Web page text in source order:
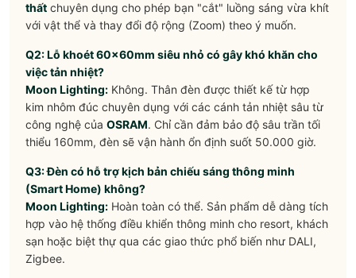
thất chuyên dụng cho phép bạn "cắt" luồng sáng vừa khít
với vật thể và thay đổi độ rộng (Zoom) theo ý muốn.
Q2: Lỗ khoét 60x60mm siêu nhỏ có gây khó khăn cho
việc tản nhiệt?
Moon Lighting: Không. Thân đèn được thiết kế từ hợp
kim nhôm đúc chuyên dụng với các cánh tản nhiệt sâu từ
công nghệ của OSRAM. Chỉ cần đảm bảo độ sâu trần tối
thiểu 160mm, đèn sẽ vận hành ổn định suốt 50.000 giờ.
Q3: Đèn có hỗ trợ kịch bản chiếu sáng thông minh
(Smart Home) không?
Moon Lighting: Hoàn toàn có thể. Sản phẩm dễ dàng tích
hợp vào hệ thống điều khiển thông minh cho resort, khách
sạn hoặc biệt thự qua các giao thức phổ biến như DALI,
Zigbee.